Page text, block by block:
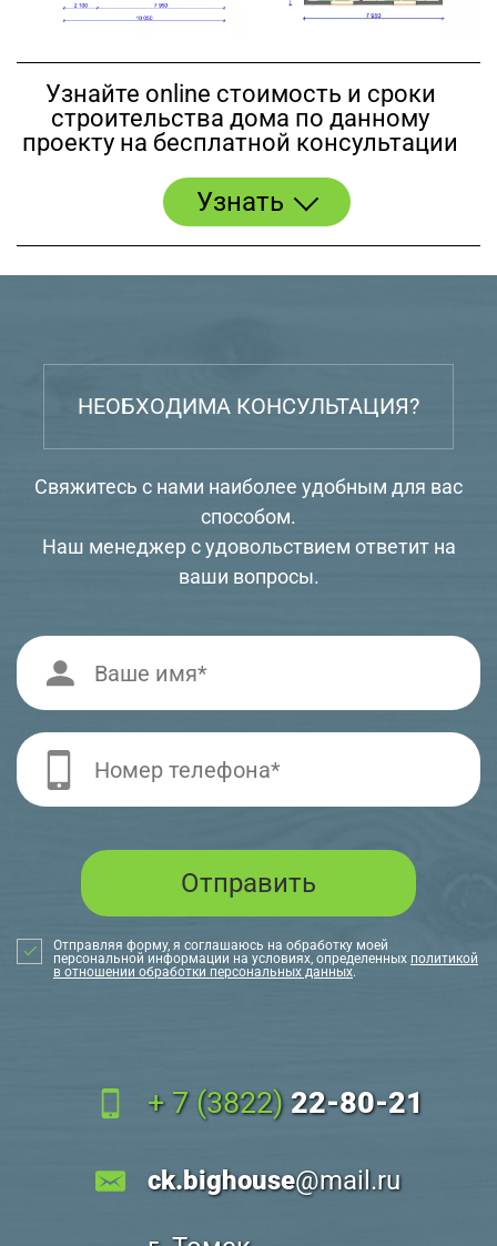
Узнайте online стоимость и сроки
строительства дома по данному
проекту на бесплатной консультации
Узнать
НЕОБХОДИМА КОНСУЛЬТАЦИЯ?
Свяжитесь с нами наиболее удобным для вас
способом.
Наш менеджер с удовольствием ответит на
ваши вопросы.
Отправляя форму, я соглашаюсь на обработку моей
персональной информации на условиях, определенных политикой
в отношении обработки персональных данных.
+ 7 (3822) 22-80-21
ck.bighouse@mail.ru